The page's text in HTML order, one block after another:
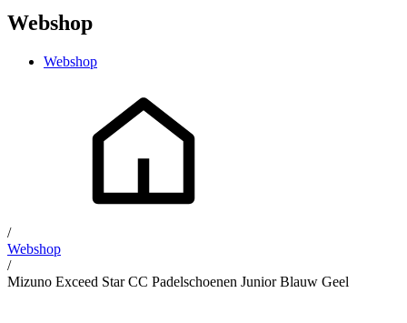
Webshop
Webshop
/
Webshop
/
Mizuno Exceed Star CC Padelschoenen Junior Blauw Geel